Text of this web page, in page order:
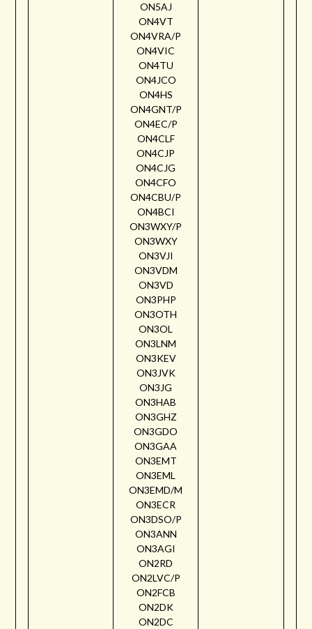
ON5AJ
ON4VT
ON4VRA/P
ON4VIC
ON4TU
ON4JCO
ON4HS
ON4GNT/P
ON4EC/P
ON4CLF
ON4CJP
ON4CJG
ON4CFO
ON4CBU/P
ON4BCI
ON3WXY/P
ON3WXY
ON3VJI
ON3VDM
ON3VD
ON3PHP
ON3OTH
ON3OL
ON3LNM
ON3KEV
ON3JVK
ON3JG
ON3HAB
ON3GHZ
ON3GDO
ON3GAA
ON3EMT
ON3EML
ON3EMD/M
ON3ECR
ON3DSO/P
ON3ANN
ON3AGI
ON2RD
ON2LVC/P
ON2FCB
ON2DK
ON2DC